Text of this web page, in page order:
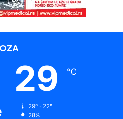
29 ℃
29º - 22º
28%